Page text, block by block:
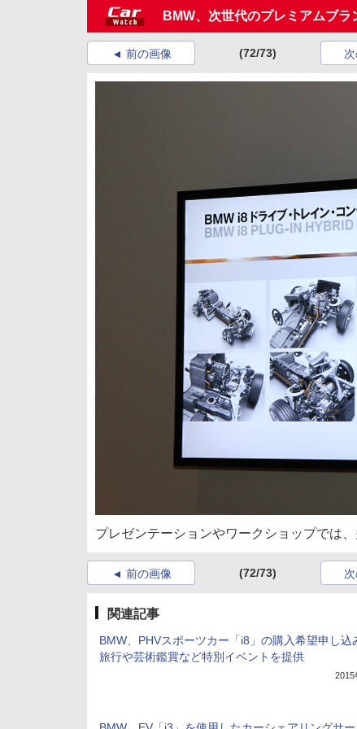
BMW、次世代のプレミアムブ
前の画像 (72/73)
プレゼンテーションやワークショップでは
前の画像 (72/73)
関連記事
BMW、PHVスポーツカー「i8」の購入希望申し込
旅行や芸術鑑賞など特別イベントを提供
2015